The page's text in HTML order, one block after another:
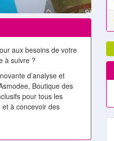
aux besoins de votre
à suivre ?
d’analyse et
Boutique des
pour tous les
et à concevoir des